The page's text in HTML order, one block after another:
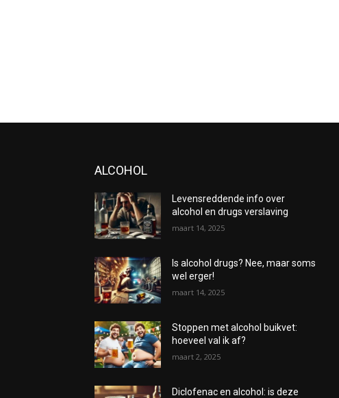
ALCOHOL
Levensreddende info over
alcohol en drugs verslaving
maart 14, 2025
Is alcohol drugs? Nee, maar soms
wel erger!
maart 14, 2025
Stoppen met alcohol buikvet:
hoeveel val ik af?
maart 2, 2025
Diclofenac en alcohol: is deze